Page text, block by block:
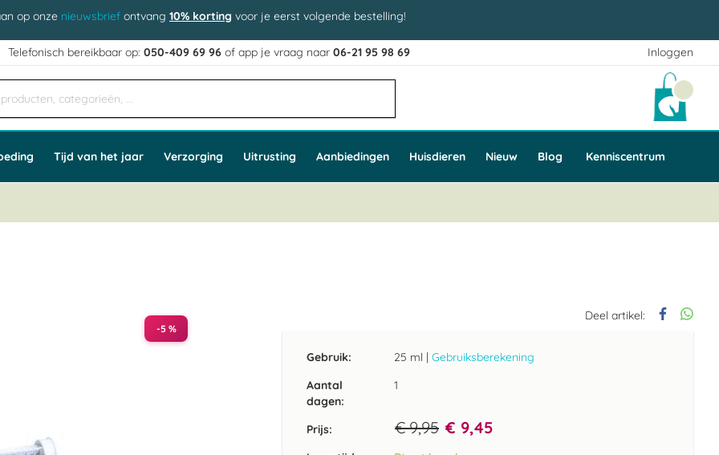
op onze nieuwsbrief ontvang 10% korting voor je eerst volgende bestelling!
Inloggen
Telefonisch bereikbaar op:050-409 69 96 of app je vraag naar06-21 95 98 69
Tijd van het jaar Verzorging Uitrusting Aanbiedingen Huisdieren Nieuw Blog Kenniscentrum
Deel artikel:
Gebruik: 25 ml | Gebruiksberekening
Aantal
dagen:
1
Prijs: € 9,95 € 9,45
-5 %